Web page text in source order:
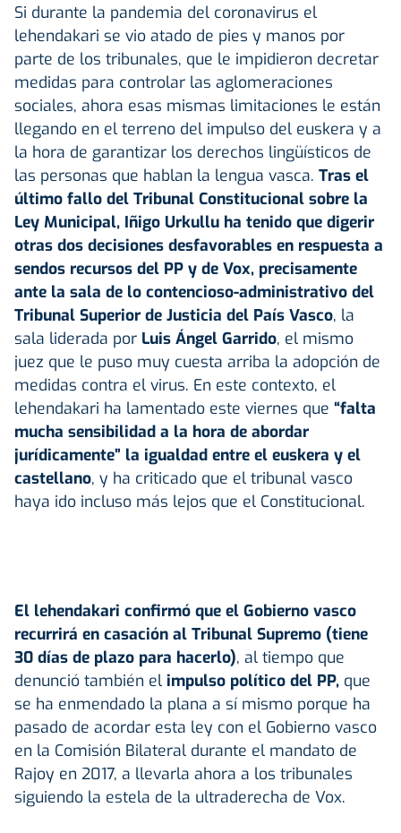
Si durante la pandemia del coronavirus el
lehendakari se vio atado de pies y manos por
parte de los tribunales, que le impidieron decretar
medidas para controlar las aglomeraciones
sociales, ahora esas mismas limitaciones le están
llegando en el terreno del impulso del euskera y a
la hora de garantizar los derechos lingüísticos de
las personas que hablan la lengua vasca. Tras el
último fallo del Tribunal Constitucional sobre la
Ley Municipal, Iñigo Urkullu ha tenido que digerir
otras dos decisiones desfavorables en respuesta a
sendos recursos del PP y de Vox, precisamente
ante la sala de lo contencioso-administrativo del
Tribunal Superior de Justicia del País Vasco, la
sala liderada por Luis Ángel Garrido, el mismo
juez que le puso muy cuesta arriba la adopción de
medidas contra el virus. En este contexto, el
lehendakari ha lamentado este viernes que “falta
mucha sensibilidad a la hora de abordar
jurídicamente” la igualdad entre el euskera y el
castellano, y ha criticado que el tribunal vasco
haya ido incluso más lejos que el Constitucional.
El lehendakari confirmó que el Gobierno vasco
recurrirá en casación al Tribunal Supremo (tiene
30 días de plazo para hacerlo), al tiempo que
denunció también el impulso político del PP, que
se ha enmendado la plana a sí mismo porque ha
pasado de acordar esta ley con el Gobierno vasco
en la Comisión Bilateral durante el mandato de
Rajoy en 2017, a llevarla ahora a los tribunales
siguiendo la estela de la ultraderecha de Vox.